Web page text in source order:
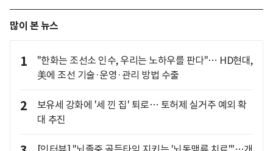
많이 본 뉴스
1
"한화는 조선소 인수, 우리는 노하우를 판다"… HD현대,
美에 조선 기술·운영·관리 방법 수출
2
보유세 강화에 '세 낀 집' 퇴로… 토허제 실거주 예외 확
대 추진